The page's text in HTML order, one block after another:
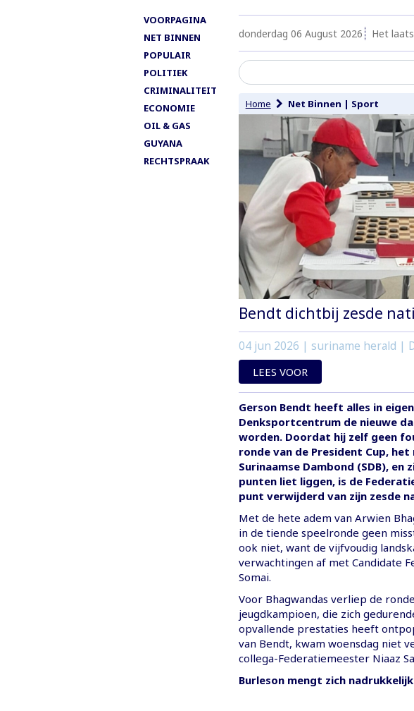
VOORPAGINA
NET BINNEN
POPULAIR
POLITIEK
CRIMINALITEIT
ECONOMIE
OIL & GAS
GUYANA
RECHTSPRAAK
donderdag 06 August 2026 Het
Home Net Binnen | Sport
Bendt dichtbij zesde
04 jun 2026 | suriname herald |
LEES VOOR
Gerson Bendt heeft alles in
Denksportcentrum de nieuwe
worden. Doordat hij zelf geen
ronde van de President Cup,
Surinaamse Dambond (SDB),
punten liet liggen, is de
punt verwijderd van zijn zesde
Met de hete adem van Arwien
in de tiende speelronde geen
ook niet, want de vijfvoudig
verwachtingen af met Candidate
Somai.
Voor Bhagwandas verliep de
jeugdkampioen, die zich
opvallende prestaties heeft
van Bendt, kwam woensdag niet
collega-Federatiemeester Niaaz
Burleson mengt zich